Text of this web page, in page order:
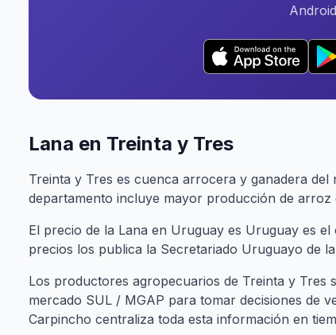
Lana en Treinta y Tres
Treinta y Tres es cuenca arrocera y ganadera del
departamento incluye mayor producción de
El precio de la Lana en Uruguay es Uruguay es
precios los publica la Secretariado Uruguayo de
Los productores agropecuarios de Treinta y Tres
mercado SUL / MGAP para tomar decisiones de
Carpincho centraliza toda esta información en